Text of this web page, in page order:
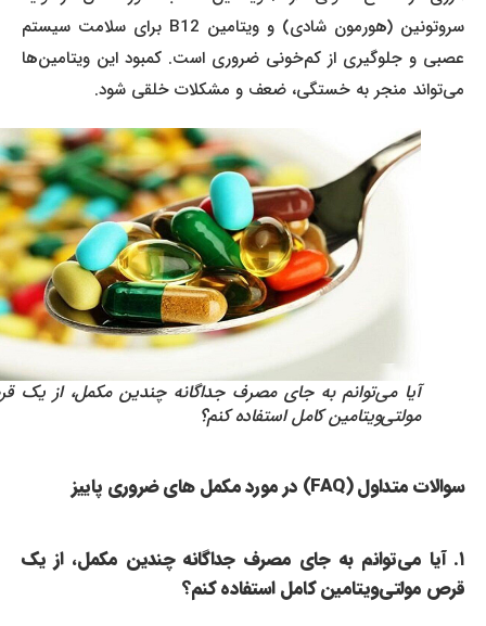
سروتونین (هورمون شادی) و ویتامین B12 برای سلامت سیستم
عصبی و جلوگیری از کم‌خونی ضروری است. کمبود این ویتامین‌ها
می‌تواند منجر به خستگی، ضعف و مشکلات خلقی شود.
آیا می‌توانم به جای مصرف جداگانه چندین مکمل، از یک قرص
مولتی‌ویتامین کامل استفاده کنم؟
سوالات متداول (FAQ) در مورد مکمل‌ های ضروری پاییز
۱. آیا می‌توانم به جای مصرف جداگانه چندین مکمل، از یک
قرص مولتی‌ویتامین کامل استفاده کنم؟